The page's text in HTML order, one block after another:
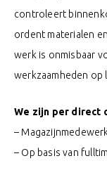
controleert
ordent materialen
werk is onmisbaar
werkzaamheden op
We zijn per direct
–
– Op basis van